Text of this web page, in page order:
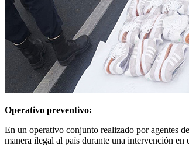
Operativo preventivo:
En un operativo conjunto realizado por agentes
manera ilegal al país durante una intervención en